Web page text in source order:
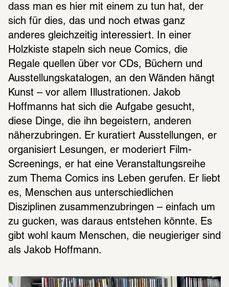
dass man es hier mit einem zu tun hat, der
sich für dies, das und noch etwas ganz
anderes gleichzeitig interessiert. In einer
Holzkiste stapeln sich neue Comics, die
Regale quellen über vor CDs, Büchern und
Ausstellungskatalogen, an den Wänden hängt
Kunst – vor allem Illustrationen. Jakob
Hoffmanns hat sich die Aufgabe gesucht,
diese Dinge, die ihn begeistern, anderen
näherzubringen. Er kuratiert Ausstellungen, er
organisiert Lesungen, er moderiert Film-
Screenings, er hat eine Veranstaltungsreihe
zum Thema Comics ins Leben gerufen. Er liebt
es, Menschen aus unterschiedlichen
Disziplinen zusammenzubringen – einfach um
zu gucken, was daraus entstehen könnte. Es
gibt wohl kaum Menschen, die neugieriger sind
als Jakob Hoffmann.